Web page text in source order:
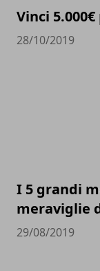
Vinci
28/10/2019
I 5 grandi
meraviglie
29/08/2019